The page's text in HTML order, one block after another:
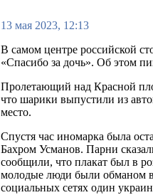
13 мая 2023, 12:13
В самом центре российской
«Спасибо за дочь». Об этом
Пролетающий над Красной
что шарики выпустили из
место.
Спустя час иномарка была
Бахром Усманов. Парни
сообщили, что плакат был в
молодые люди были обманом
социальных сетях один